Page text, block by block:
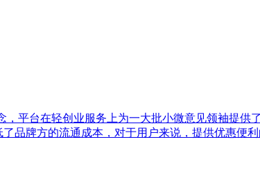
，平台在轻创业服务上为一大批小微意见领袖提
品牌方的流通成本，对于用户来说，提供优惠便利